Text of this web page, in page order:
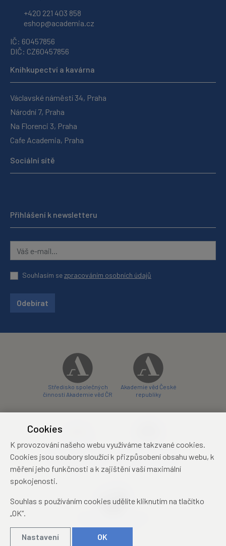
+420 221 403 858
eshop@academia.cz
IČ: 60457856
DIČ: CZ60457856
Knihkupectví a kavárna
Václavské náměstí 34, Praha
Národní 7, Praha
Na Florenci 3, Praha
Cafe Academia, Praha
Sociální sítě
Přihlášení k newsletteru
Souhlasím sezpracováním osobních údajů
Odebírat
Středisko společných
činností Akademie věd ČR
Akademie věd České
republiky
konferenční centrum
Zámecký hotel Třešť
konferenční centrum
Cookies
K provozování našeho webu využíváme takzvané cookies.
Cookies jsou soubory sloužící k přizpůsobení obsahu webu, k
měření jeho funkčnosti a k zajištění vaší maximální
spokojenosti.
Souhlas s používáním cookies udělíte kliknutím na tlačítko
„OK“.
Nastavení OK